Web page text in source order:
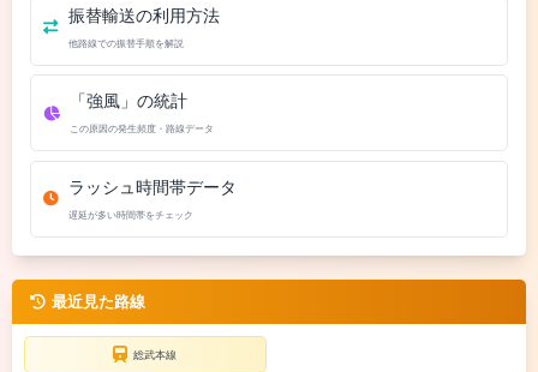
振替輸送の利用方法
他路線での振替手順を解説
「強風」の統計
この原因の発生頻度・路線データ
ラッシュ時間帯データ
遅延が多い時間帯をチェック
最近見た路線
総武本線